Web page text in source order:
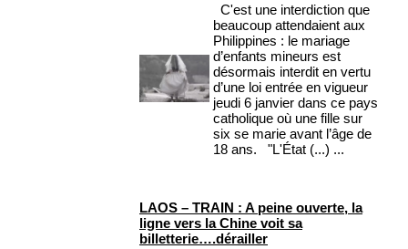
C'est une interdiction que
beaucoup attendaient aux
Philippines : le mariage
d’enfants mineurs est
désormais interdit en vertu
d’une loi entrée en vigueur
jeudi 6 janvier dans ce pays
catholique où une fille sur
six se marie avant l’âge de
18 ans. "L'État (...) ...
LAOS – TRAIN : A peine ouverte, la
ligne vers la Chine voit sa
billetterie….dérailler